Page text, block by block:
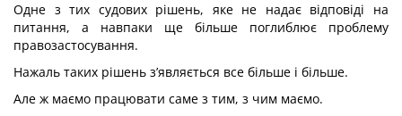
Одне з тих судових рішень, яке не надає відповіді на
питання, а навпаки ще більше поглиблює проблему
правозастосування.
Нажаль таких рішень з’являється все більше і більше.
Але ж маємо працювати саме з тим, з чим маємо.